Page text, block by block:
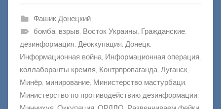
Фашик Донецкий
бомба, взрыв, Восток Украины, Гражданские,
дезинформация, Деоккупация, Донецк,
Информационная война, Информационная операция,
коллаборанты кремля, Контрпропаганда, Луганск,
Минёр, минирование, Министерство мастурбаци,
Министерство по противодействию дезинформации,